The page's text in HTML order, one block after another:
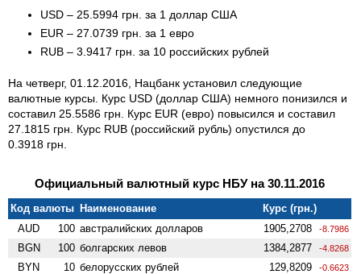
USD – 25.5994 грн. за 1 доллар США
EUR – 27.0739 грн. за 1 евро
RUB – 3.9417 грн. за 10 российских рублей
На четверг, 01.12.2016, Нацбанк установил следующие
валютные курсы. Курс USD (доллар США) немного понизился и
составил 25.5586 грн. Курс EUR (евро) повысился и составил
27.1815 грн. Курс RUB (российский рубль) опустился до
0.3918 грн.
Официальный валютный курс НБУ на 30.11.2016
Код валюты Наименование
Курс (грн.)
AUD
100 австралийских долларов 1905,2708 -8.7986
BGN 100 болгарских левов 1384,2877 -4.8268
BYN 10 белорусских рублей 129,8209 -0.6623